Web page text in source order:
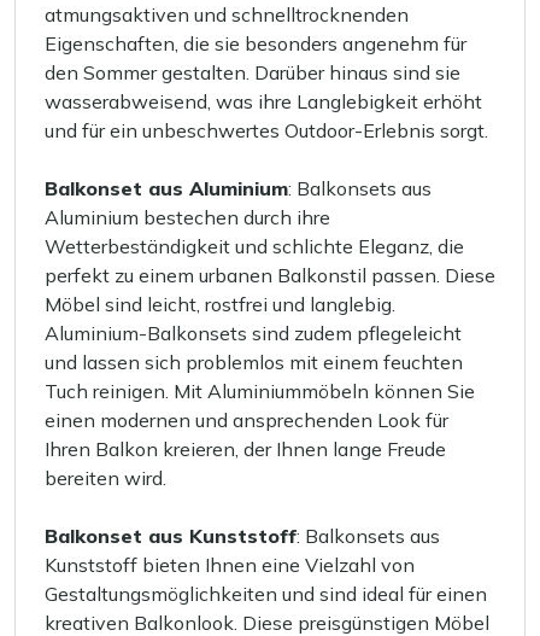
atmungsaktiven und schnelltrocknenden
Eigenschaften, die sie besonders angenehm für
den Sommer gestalten. Darüber hinaus sind sie
wasserabweisend, was ihre Langlebigkeit erhöht
und für ein unbeschwertes Outdoor-Erlebnis sorgt.
Balkonset aus Aluminium: Balkonsets aus
Aluminium bestechen durch ihre
Wetterbeständigkeit und schlichte Eleganz, die
perfekt zu einem urbanen Balkonstil passen. Diese
Möbel sind leicht, rostfrei und langlebig.
Aluminium-Balkonsets sind zudem pflegeleicht
und lassen sich problemlos mit einem feuchten
Tuch reinigen. Mit Aluminiummöbeln können Sie
einen modernen und ansprechenden Look für
Ihren Balkon kreieren, der Ihnen lange Freude
bereiten wird.
Balkonset aus Kunststoff: Balkonsets aus
Kunststoff bieten Ihnen eine Vielzahl von
Gestaltungsmöglichkeiten und sind ideal für einen
kreativen Balkonlook. Diese preisgünstigen Möbel